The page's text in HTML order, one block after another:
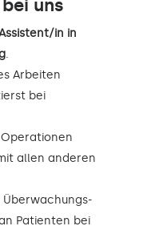
uns
in in
.
Arbeiten
bei
allen anderen
Patienten bei